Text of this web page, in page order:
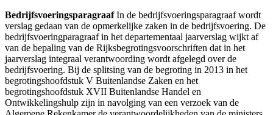
BedrijfsvoeringsparagraafIn de bedrijfsvoeringsparagraaf wordt
verslag gedaan van de opmerkelijke zaken in de bedrijfsvoering. De
bedrijfsvoeringparagraaf in het departementaal jaarverslag wijkt af
van de bepaling van de Rijksbegrotingsvoorschriften dat in het
jaarverslag integraal verantwoording wordt afgelegd over de
bedrijfsvoering. Bij de splitsing van de begroting in 2013 in het
begrotingshoofdstuk V Buitenlandse Zaken en het
begrotingshoofdstuk XVII Buitenlandse Handel en
Ontwikkelingshulp zijn in navolging van een verzoek van de